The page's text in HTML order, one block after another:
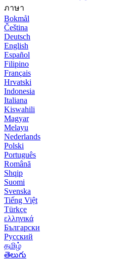
ภาษา
Bokmål
Čeština
Deutsch
English
Español
Filipino
Français
Hrvatski
Indonesia
Italiana
Kiswahili
Magyar
Melayu
Nederlands
Polski
Português
Română
Shqip
Suomi
Svenska
Tiếng Việt
Türkçe
ελληνικά
Български
Русский
தமிழ்
తెలుగు